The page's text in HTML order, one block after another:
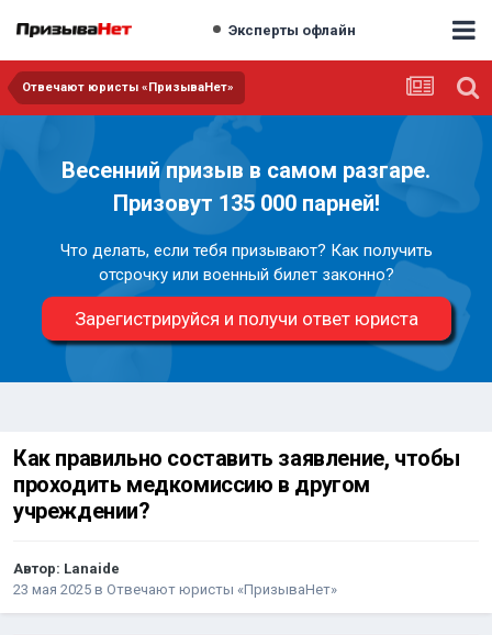
Эксперты офлайн
Отвечают юристы «ПризываНет»
Весенний призыв в самом разгаре.
Призовут 135 000 парней!
Что делать, если тебя призывают? Как получить
отсрочку или военный билет законно?
Зарегистрируйся и получи ответ юриста
Как правильно составить заявление, чтобы
проходить медкомиссию в другом
учреждении?
Автор: Lanaide
23 мая 2025 в Отвечают юристы «ПризываНет»